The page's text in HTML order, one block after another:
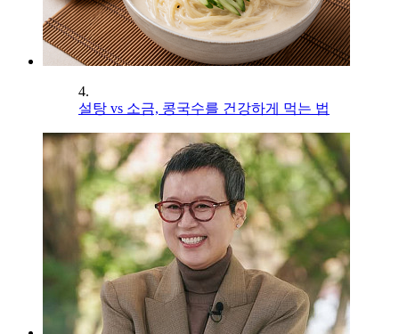
4.
설탕 vs 소금, 콩국수를 건강하게 먹는 법